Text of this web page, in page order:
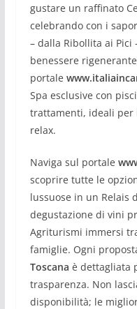
gustare un raffinato
celebrando con i
– dalla Ribollita ai
benessere
portale
Spa esclusive con
trattamenti, ideali per
relax.
Naviga sul portale
scoprire tutte le
lussuose in un Relais
degustazione di vini
Agriturismi immersi
famiglie. Ogni
Toscana è dettagliata
trasparenza. Non
disponibilità; le